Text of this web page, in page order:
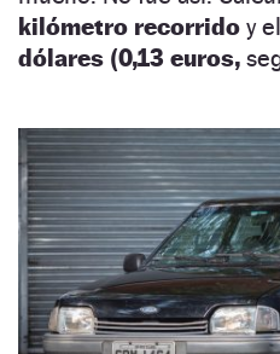
kilómetro recorrido y
dólares (0,13 euros,